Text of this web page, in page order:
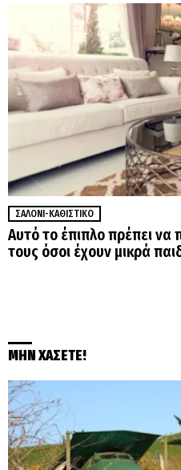
ΣΑΛΌΝΙ-ΚΑΘΙΣΤΙΚΌ
Αυτό το έπιπλο πρέπει να
τους όσοι έχουν μικρά
ΜΗΝ ΧΑΣΕΤΕ!